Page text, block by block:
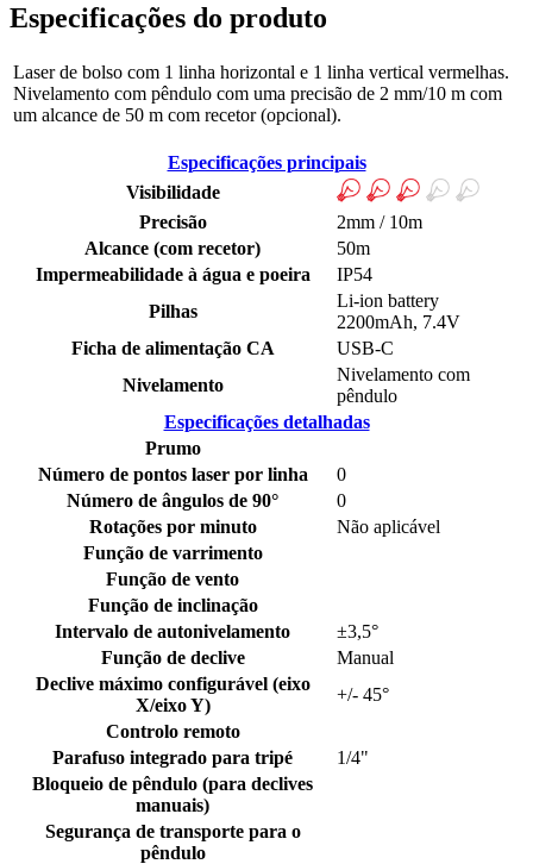
Especificações do produto
Laser de bolso com 1 linha horizontal e 1 linha vertical vermelhas.
Nivelamento com pêndulo com uma precisão de 2 mm/10 m com
um alcance de 50 m com recetor (opcional).
Especificações principais
Visibilidade
Precisão
2mm / 10m
Alcance (com recetor)
50m
Impermeabilidade à água e poeira
IP54
Pilhas
Li-ion battery
2200mAh, 7.4V
Ficha de alimentação CA
USB-C
Nivelamento
Nivelamento com
pêndulo
Especificações detalhadas
Prumo
Número de pontos laser por linha
0
Número de ângulos de 90°
0
Rotações por minuto
Não aplicável
Função de varrimento
Função de vento
Função de inclinação
Intervalo de autonivelamento
±3,5°
Função de declive
Manual
Declive máximo configurável (eixo
X/eixo Y)
+/- 45°
Controlo remoto
Parafuso integrado para tripé
1/4"
Bloqueio de pêndulo (para declives
manuais)
Segurança de transporte para o
pêndulo